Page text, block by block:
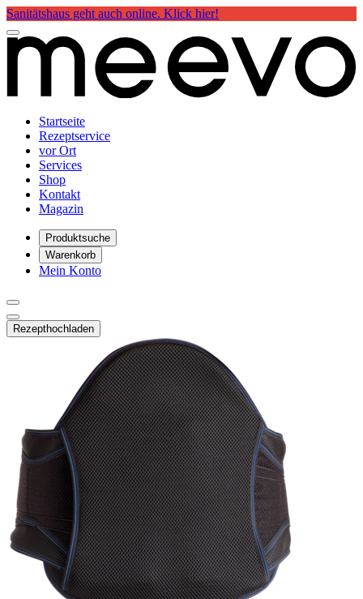
Sanitätshaus geht auch online. Klick hier!
Startseite
Rezeptservice
vor Ort
Services
Shop
Kontakt
Magazin
Produktsuche
Warenkorb
Mein Konto
Rezepthochladen